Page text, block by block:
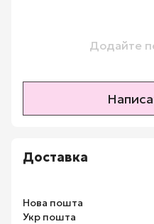
Додайте
Доставка
Нова пошта
Укр пошта